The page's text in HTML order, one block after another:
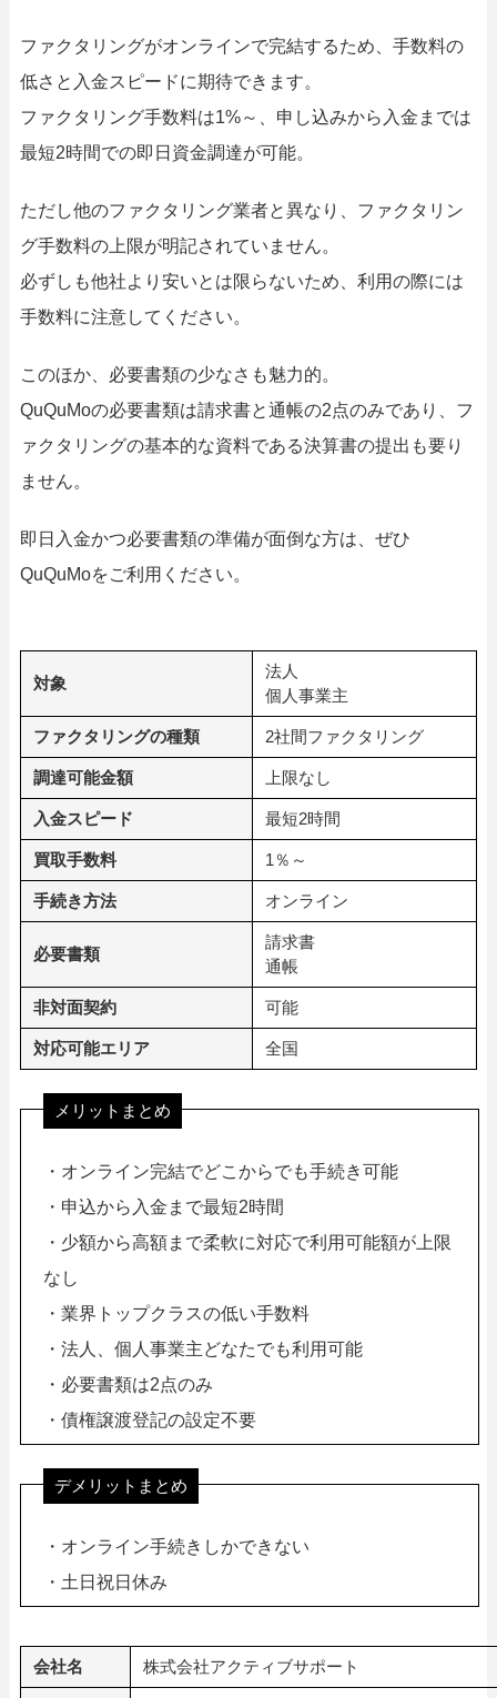
ファクタリングがオンラインで完結するため、手数料の
低さと入金スピードに期待できます。
ファクタリング手数料は1%～、申し込みから入金までは
最短2時間での即日資金調達が可能。
ただし他のファクタリング業者と異なり、ファクタリン
グ手数料の上限が明記されていません。
必ずしも他社より安いとは限らないため、利用の際には
手数料に注意してください。
このほか、必要書類の少なさも魅力的。
QuQuMoの必要書類は請求書と通帳の2点のみであり、フ
ァクタリングの基本的な資料である決算書の提出も要り
ません。
即日入金かつ必要書類の準備が面倒な方は、ぜひ
QuQuMoをご利用ください。
対象
法人
個人事業主
ファクタリングの種類 2社間ファクタリング
調達可能金額 上限なし
入金スピード 最短2時間
買取手数料 1％～
手続き方法 オンライン
必要書類
請求書
通帳
非対面契約 可能
対応可能エリア 全国
メリットまとめ
・オンライン完結でどこからでも手続き可能
・申込から入金まで最短2時間
・少額から高額まで柔軟に対応で利用可能額が上限
なし
・業界トップクラスの低い手数料
・法人、個人事業主どなたでも利用可能
・必要書類は2点のみ
・債権譲渡登記の設定不要
デメリットまとめ
・オンライン手続きしかできない
・土日祝日休み
会社名 株式会社アクティブサポート